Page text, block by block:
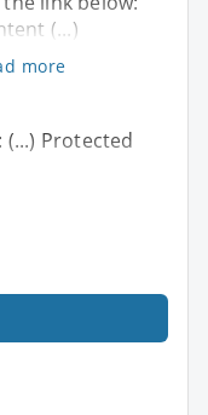
(...)
more
Protected